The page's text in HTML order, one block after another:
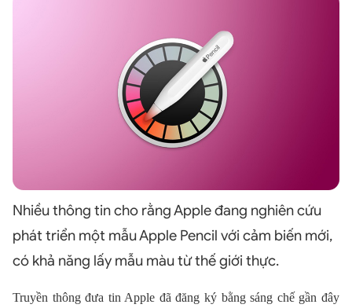
Nhiều thông tin cho rằng Apple đang nghiên cứu
phát triển một mẫu Apple Pencil với cảm biến mới,
có khả năng lấy mẫu màu từ thế giới thực.
Truyền thông đưa tin Apple đã đăng ký bằng sáng chế gần đây